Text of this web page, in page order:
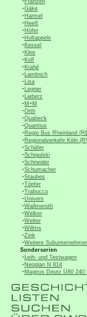
Franzen
-Gäke
-Harmel
-Heeß
-Höfer
-Holtappels
-Kessel
-Klee
-Kolf
-Krahé
-Lambrich
-Lisa
-Legner
-Lieberz
-M+M
-Orth
-Quabeck
-Quantius
-Regio Bus Rheinland
-Regionalverkehr Köln
-Schäfer
-Schigulski
-Schneider
-Schumacher
-Staubes
-Töpfer
-Trabucco
-Univers
-Wallmeroth
-Welker
-Welter
-Willms
-Zink
-Weitere Subunternehmer
Sonderserien
-Leih- und Testwagen
-Neoplan N 814
-Magirus Deutz Ü80 240